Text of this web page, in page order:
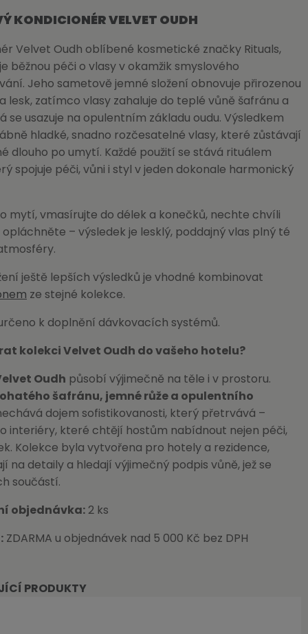
KONDICIONÉR VELVET OUDH
Velvet Oudh oblíbené kosmetické značky Rituals,
běžnou péči o vlasy v okamžik smyslového
Jeho sametově jemné složení obnovuje přirozenou
lesk, zatímco vlasy zahaluje do teplé vůně šafránu a
se usazuje na opulentním základu oudu. Výsledkem
hladké, snadno rozčesatelné vlasy, které zůstávají
dlouho po umytí. Každé použití se stává rituálem
spojuje péči, vůni i styl v jeden dokonale harmonický
mytí, vmasírujte do délek a konečků, nechte chvíli
– výsledek je lesklý, poddajný vlas plný té
ještě lepších výsledků je vhodné kombinovat
ze stejné kolekce.
k doplnění dávkovacích systémů.
kolekci Velvet Oudh do vašeho hotelu?
Oudh působí výjimečně na těle i v prostoru.
šafránu, jemné růže a opulentního
dojem sofistikovanosti, který přetrvává –
interiéry, které chtějí hostům nabídnout nejen péči,
Kolekce byla vytvořena pro hotely a rezidence,
na detaily a hledají výjimečný podpis vůně, jež se
součástí.
objednávka:2 ks
ZDARMA u objednávek nad 5 000 Kč bez DPH
PRODUKTY